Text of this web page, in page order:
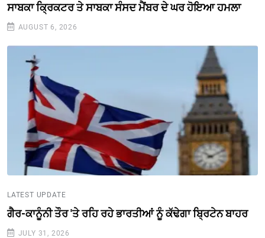
ਸਾਬਕਾ ਕ੍ਰਿਕਟਰ ਤੇ ਸਾਬਕਾ ਸੰਸਦ ਮੈਂਬਰ ਦੇ ਘਰ ਹੋਇਆ ਹਮਲਾ
AUGUST 6, 2026
LATEST UPDATE
ਗੈਰ-ਕਾਨੂੰਨੀ ਤੌਰ 'ਤੇ ਰਹਿ ਰਹੇ ਭਾਰਤੀਆਂ ਨੂੰ ਕੱਢੇਗਾ ਬ੍ਰਿਟੇਨ ਬਾਹਰ
JULY 31, 2026